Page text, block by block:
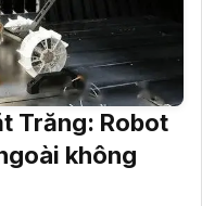
Trăng: Robot
không